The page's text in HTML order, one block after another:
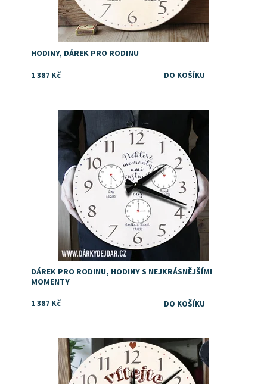
HODINY, DÁREK PRO RODINU
1 387 Kč
Dostupnost:
Skladem
Značka:
DejDar
DÁREK PRO RODINU, HODINY S NEJKRÁSNĚJŠÍMI
MOMENTY
1 387 Kč
Originální dárek pro babičku a dědu k Vánocům,
narozeninám, svátku, výročí nebo jen tak pro radost
Dostupnost:
Skladem
Značka:
DejDar